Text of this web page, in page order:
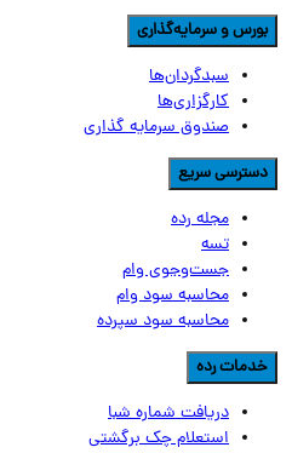
و سرمایه‌گذاری
سبدگردان‌ها
کارگزاری‌ها
صندوق سرمایه گذاری
سریع
مجله رده
تسه
جست‌وجوی وام
محاسبه سود وام
محاسبه سود سپرده
رده
دریافت شماره شبا
استعلام چک برگشتی